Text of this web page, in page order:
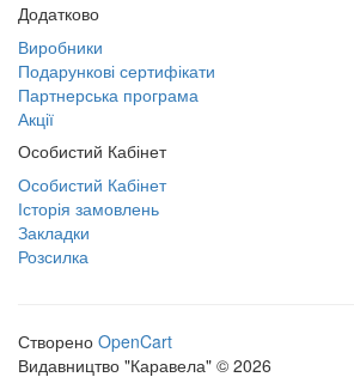
Додатково
Виробники
Подарункові сертифікати
Партнерська програма
Акції
Особистий Кабінет
Особистий Кабінет
Історія замовлень
Закладки
Розсилка
Створено OpenCart
Видавництво "Каравела" © 2026